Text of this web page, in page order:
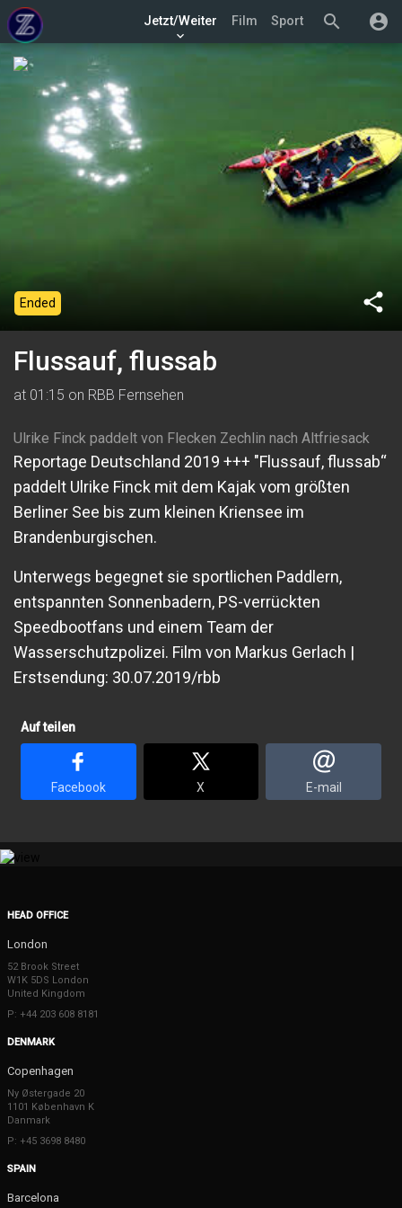
search account_circle
Jetzt/Weiter
keyboard_arrow_down
Film Sport
share
Ended
Flussauf, flussab
at 01:15 on RBB Fernsehen
Ulrike Finck paddelt von Flecken Zechlin nach Altfriesack
Reportage Deutschland 2019 +++ "Flussauf, flussab“
paddelt Ulrike Finck mit dem Kajak vom größten
Berliner See bis zum kleinen Kriensee im
Brandenburgischen.
Unterwegs begegnet sie sportlichen Paddlern,
entspannten Sonnenbadern, PS-verrückten
Speedbootfans und einem Team der
Wasserschutzpolizei. Film von Markus Gerlach |
Erstsendung: 30.07.2019/rbb
Auf teilen
Facebook X E-mail
HEAD OFFICE
London
52 Brook Street
W1K 5DS London
United Kingdom
P: +44 203 608 8181
DENMARK
Copenhagen
Ny Østergade 20
1101 København K
Danmark
P: +45 3698 8480
SPAIN
Barcelona